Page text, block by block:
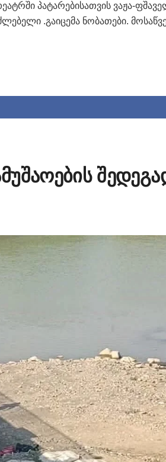
პატარებისათვის ვაჟა-
.გაიცემა ნობათები.